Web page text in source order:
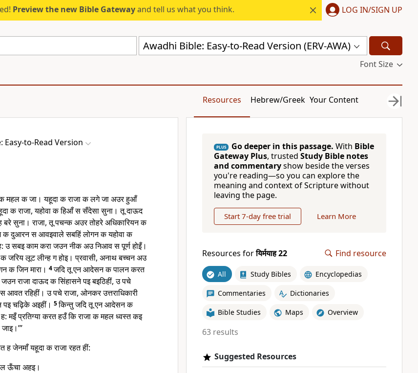
Preview the new Bible Gatewayand tell us what you think. LOG IN/SIGN UP
Awadhi Bible: Easy-to-Read Version (ERV-AWA)
Font Size
Resources Hebrew/Greek Your Content
Easy-to-Read Version
क महल क जा। यहूदा क राजा क लगे जा अउर हुआँ
क राजा, यहोवा क हिआँ स सँदेसा सुना। तू दाऊद
सुना। राजा, तू पचन्क अउर तोहरे अधिकारियन क
दुआरन स आवइवाले सबहिं लोगन क यहोवा क
उ सबइ काम करा जउन नीक अउ निआव स पूर्ण होइँ।
जरिय लूट लीन्ह ग होइ। प्रवासी, अनाथ बच्चन अउ
क जिन मारा। 4जदि तू एन आदेसन क पालन करत
राजा दाऊद क सिंहासने पइ बइठिहीं, उ पचे
रहिहीं। उ पचे राजा, ओनकर उत्तराधिकारी
चढ़िके अइहीं। 5किन्तु जदि तू एन आदेसन क
मइँ प्रतिग्या करत हउँ कि राजा क महल ध्वस्त कइ
जेनमाँ यहूदा क राजा रहत हीं:
ऊँचा अहइ।
PLUS Go deeper in this passage. With Bible
Gateway Plus, trusted Study Bible notes
and commentaryshow beside the verses
you're reading—so you can explore the
meaning and context of Scripture without
leaving the page.
Start 7-day free trial Learn More
Resources forयिर्मयाह 22 Find resource
All Study Bibles Encyclopedias
Commentaries Dictionaries
Bible Studies Maps Overview
63 results
Suggested Resources